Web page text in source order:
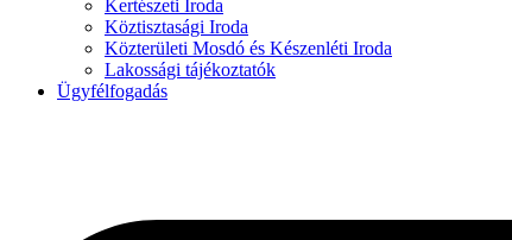
Kertészeti Iroda
Köztisztasági Iroda
Közterületi Mosdó és Készenléti Iroda
Lakossági tájékoztatók
Ügyfélfogadás